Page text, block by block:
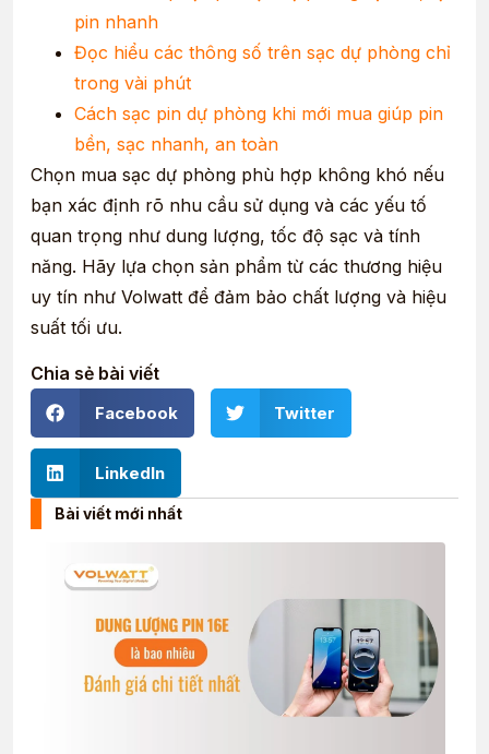
pin nhanh
Đọc hiểu các thông số trên sạc dự phòng chỉ
trong vài phút
Cách sạc pin dự phòng khi mới mua giúp pin
bền, sạc nhanh, an toàn
Chọn mua sạc dự phòng phù hợp không khó nếu
bạn xác định rõ nhu cầu sử dụng và các yếu tố
quan trọng như dung lượng, tốc độ sạc và tính
năng. Hãy lựa chọn sản phẩm từ các thương hiệu
uy tín như Volwatt để đảm bảo chất lượng và hiệu
suất tối ưu.
Chia sẻ bài viết
Facebook Twitter
LinkedIn
Bài viết mới nhất